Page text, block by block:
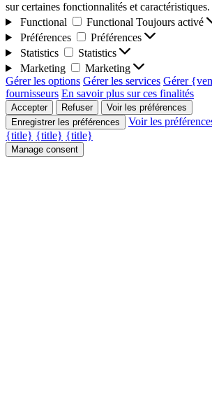
sur certaines fonctionnalités et caractéristiques.
Functional
Functional Toujours activé
Préférences
Préférences
Statistics
Statistics
Marketing
Marketing
Gérer les options Gérer les services Gérer
fournisseurs En savoir plus sur ces finalités
Accepter Refuser
Voir les préférences
Enregistrer les préférences
Voir les
{title} {title} {title}
Manage consent